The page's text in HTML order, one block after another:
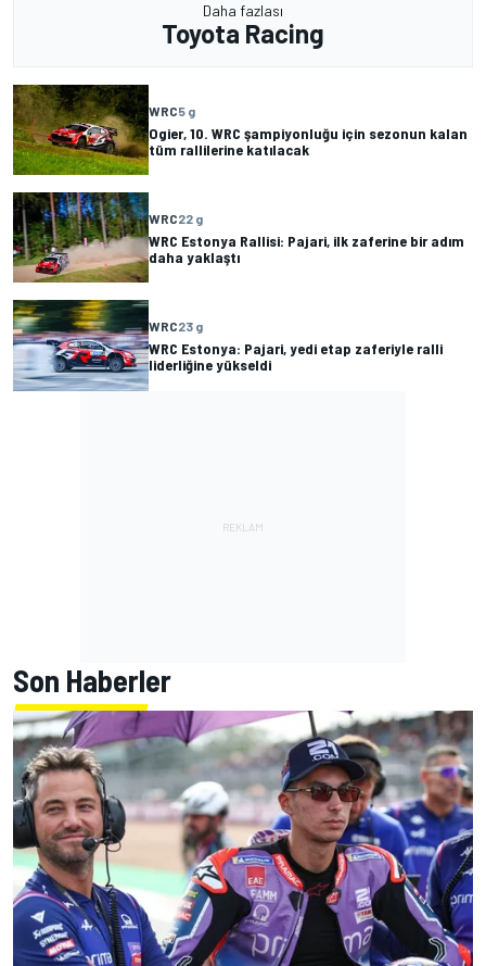
Daha fazlası
Toyota Racing
WRC5 g
Ogier, 10. WRC şampiyonluğu için sezonun kalan
tüm rallilerine katılacak
WRC22 g
WRC Estonya Rallisi: Pajari, ilk zaferine bir adım
daha yaklaştı
WRC23 g
WRC Estonya: Pajari, yedi etap zaferiyle ralli
liderliğine yükseldi
Son Haberler